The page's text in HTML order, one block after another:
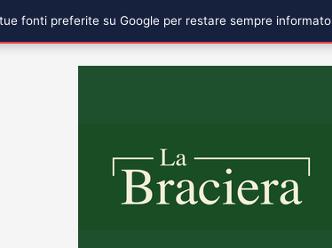
fonti preferite su Google per restare sempre informato